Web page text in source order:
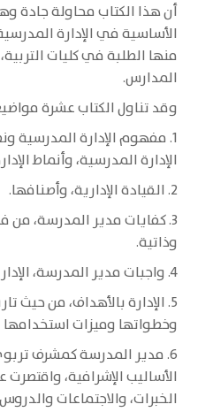
أن هذا الكتاب محاولة جادة
الأساسية في الإدارة
منها الطلبة في كليات
المدارس.
وقد تناول الكتاب عشرة
1. مفهوم الإدارة المدرسية
الإدارة المدرسية، وأنماط
2. القيادة الإدارية، وأصنافها.
3. كفايات مدير المدرسة، من
وذاتية.
4. واجبات مدير المدرسة، الإدارية والإشرافية.
5. الإدارة بالأهداف، من حيث
وخطواتها وميزات
6. مدير المدرسة كمشرف
الأساليب الإشرافية،
الخبرات، والاجتماعات